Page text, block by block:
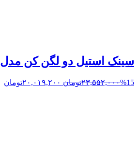
سینک استیل دو لگن کن مدل 8132s
%15۲۳,۵۵۲,۰۰۰تومان ۲۰,۰۱۹,۲۰۰تومان